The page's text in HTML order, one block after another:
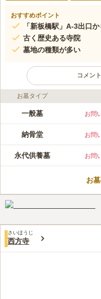
おすすめポイント
「新板橋駅」A-3出口
古く歴史ある寺院
墓地の種類が多い
コメン
ライフドット編集部のコメント
最寄駅からほど近く
供養墓、納骨棚があ
族として生活してき
椅子、お年寄りでも
近くには店がないが
の大型スーパーに立ち寄り買い
で苦にならない。
お墓タイプ
一般墓 お問
納骨堂 お問
永代供養墓 お問
お
さいほうじ
西方寺